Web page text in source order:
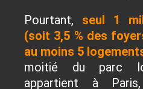
Pourtant, seul 1
(soit 3,5 % des
au moins 5
moitié du parc
appartient à